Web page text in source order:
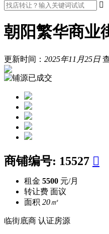

朝阳繁华商业
更新时间： 2025年11月25日
商铺编号: 15527 
租金 5500 元/月
转让费 面议
面积 20㎡
临街底商 认证房源